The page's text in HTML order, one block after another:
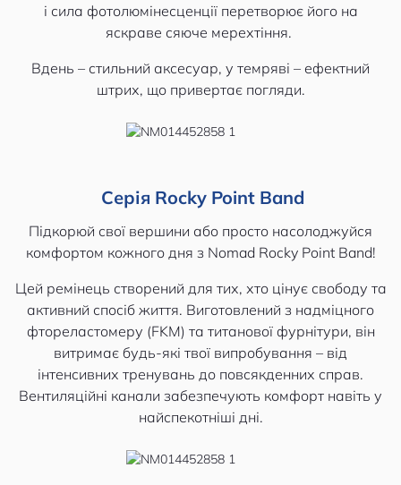
і сила фотолюмінесценції перетворює його на
яскраве сяюче мерехтіння.
Вдень – стильний аксесуар, у темряві – ефектний
штрих, що привертає погляди.
Серія Rocky Point Band
Підкорюй свої вершини або просто насолоджуйся
комфортом кожного дня з Nomad Rocky Point Band!
Цей ремінець створений для тих, хто цінує свободу та
активний спосіб життя. Виготовлений з надміцного
фтореластомеру (FKM) та титанової фурнітури, він
витримає будь-які твої випробування – від
інтенсивних тренувань до повсякденних справ.
Вентиляційні канали забезпечують комфорт навіть у
найспекотніші дні.